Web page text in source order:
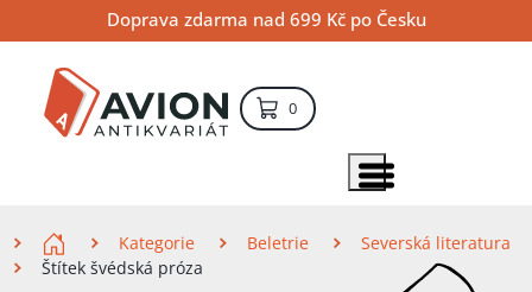
na
obsah
na
navigaci
na
vyhledávání
Doprava zdarma nad 699 Kč po Česku
0položek – košík
Zobrazit položky menu
Kategorie Beletrie
Severská literatura
Štítek švédská próza